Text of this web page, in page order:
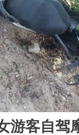
游客自驾